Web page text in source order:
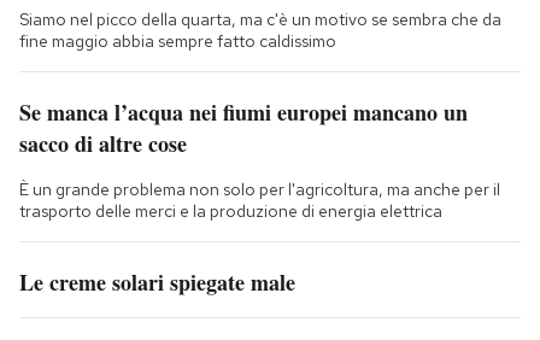
Siamo nel picco della quarta, ma c'è un motivo se sembra che da
fine maggio abbia sempre fatto caldissimo
Se manca l’acqua nei fiumi europei mancano un
sacco di altre cose
È un grande problema non solo per l'agricoltura, ma anche per il
trasporto delle merci e la produzione di energia elettrica
Le creme solari spiegate male